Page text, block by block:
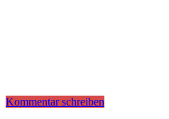
Kommentar schreiben